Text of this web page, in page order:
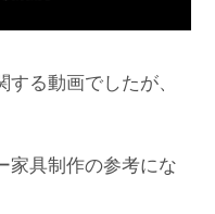
る動画でしたが、
家具制作の参考にな